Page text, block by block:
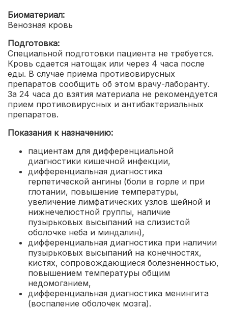
Биоматериал:
Венозная кровь
Подготовка:
Специальной подготовки пациента не требуется.
Кровь сдается натощак или через 4 часа после
еды. В случае приема противовирусных
препаратов сообщить об этом врачу-лаборанту.
За 24 часа до взятия материала не рекомендуется
прием противовирусных и антибактериальных
препаратов.
Показания к назначению:
пациентам для дифференциальной
диагностики кишечной инфекции,
дифференциальная диагностика
герпетической ангины (боли в горле и при
глотании, повышение температуры,
увеличение лимфатических узлов шейной и
нижнечелюстной группы, наличие
пузырьковых высыпаний на слизистой
оболочке неба и миндалин),
дифференциальная диагностика при наличии
пузырьковых высыпаний на конечностях,
кистях, сопровождающиеся болезненностью,
повышением температуры общим
недомоганием,
дифференциальная диагностика менингита
(воспаление оболочек мозга).